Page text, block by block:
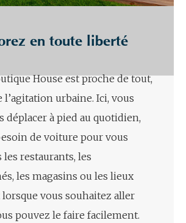
en toute liberté
House est proche de tout,
l’agitation urbaine. Ici, vous
déplacer à pied au quotidien,
de voiture pour vous
restaurants, les
les magasins ou les lieux
vous souhaitez aller
pouvez le faire facilement.